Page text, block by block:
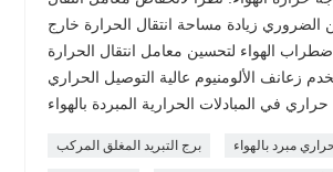
الضروري زيادة مساحة انتقال الحرارة خارج
الهواء لتحسين معامل انتقال الحرارة
زعانف الألومنيوم عالية التوصيل الحراري
برج التبريد المغلق المركب مبرد بالهواء